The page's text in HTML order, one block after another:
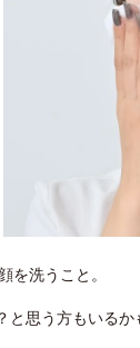
洗うこと。
思う方もいる